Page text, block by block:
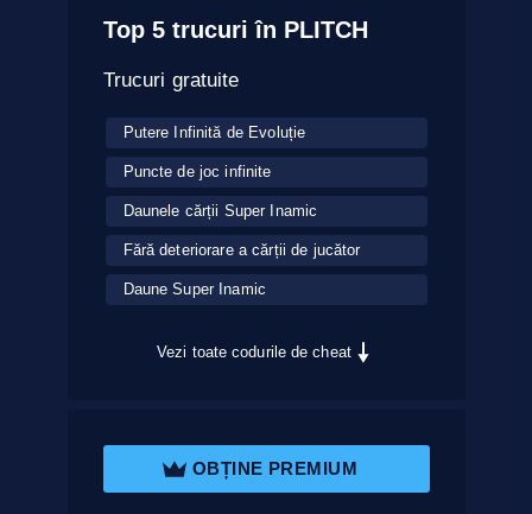
Top 5 trucuri în PLITCH
Trucuri gratuite
Putere Infinită de Evoluție
Puncte de joc infinite
Daunele cărții Super Inamic
Fără deteriorare a cărții de jucător
Daune Super Inamic
Vezi toate codurile de cheat
OBȚINE PREMIUM